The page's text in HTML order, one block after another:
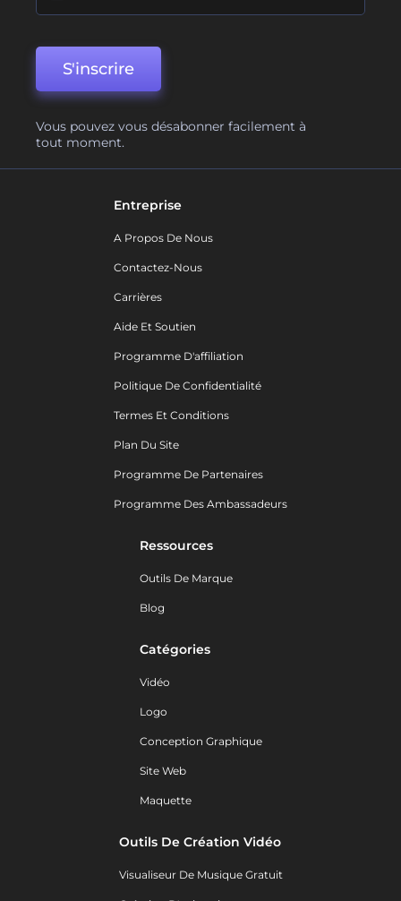
S'inscrire
Vous pouvez vous désabonner facilement à
tout moment.
Entreprise
A Propos De Nous
Contactez-Nous
Carrières
Aide Et Soutien
Programme D'affiliation
Politique De Confidentialité
Termes Et Conditions
Plan Du Site
Programme De Partenaires
Programme Des Ambassadeurs
Ressources
Outils De Marque
Blog
Catégories
Vidéo
Logo
Conception Graphique
Site Web
Maquette
Outils De Création Vidéo
Visualiseur De Musique Gratuit